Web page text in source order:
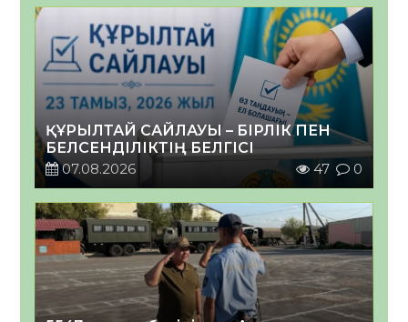
ҚҰРЫЛТАЙ САЙЛАУЫ – БІРЛІК ПЕН
БЕЛСЕНДІЛІКТІҢ БЕЛГІСІ
07.08.2026
47 0